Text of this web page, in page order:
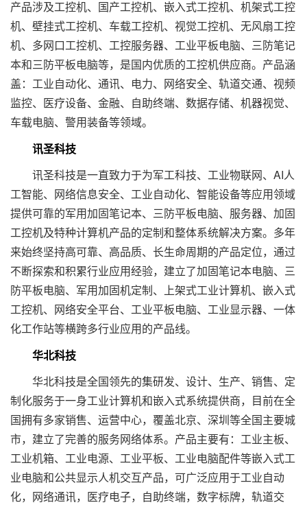
产品涉及工控机、国产工控机、嵌入式工控机、机架式工控
机、壁挂式工控机、车载工控机、视觉工控机、无风扇工控
机、多网口工控机、工控服务器、工业平板电脑、三防笔记
本和三防平板电脑等，是国内优质的工控机供应商。产品涵
盖：工业自动化、通讯、电力、网络安全、轨道交通、视频
监控、医疗设备、金融、自助终端、数据存储、机器视觉、
车载电脑、警用装备等领域。
讯圣科技
讯圣科技是一直致力于为军工科技、工业物联网、AI人
工智能、网络信息安全、工业自动化、智能设备等应用领域
提供可靠的军用加固笔记本、三防平板电脑、服务器、加固
工控机及特种计算机产品的定制和整体系统解决方案。多年
来始终坚持高可靠、高品质、长生命周期的产品定位，通过
不断探索和积累行业应用经验，建立了加固笔记本电脑、三
防平板电脑、军用加固机定制、上架式工业计算机、嵌入式
工控机、网络安全平台、工业平板电脑、工业显示器、一体
化工作站等横跨多行业应用的产品线。
华北科技
华北科技是全国领先的集研发、设计、生产、销售、定
制化服务于一身工业计算机和嵌入式系统提供商，目前在全
国拥有多家销售、运营中心，覆盖北京、深圳等全国主要城
市，建立了完善的服务网络体系。产品主要有：工业主板、
工业机箱、工业电源、工业平板、工业电脑配件等嵌入式工
业电脑和公共显示人机交互产品，可广泛应用于工业自动
化，网络通讯，医疗电子，自助终端，数字标牌，轨道交